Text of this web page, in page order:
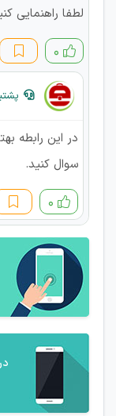
لطفا راهنمایی
۰
در این رابطه
سوال کنید.
۰